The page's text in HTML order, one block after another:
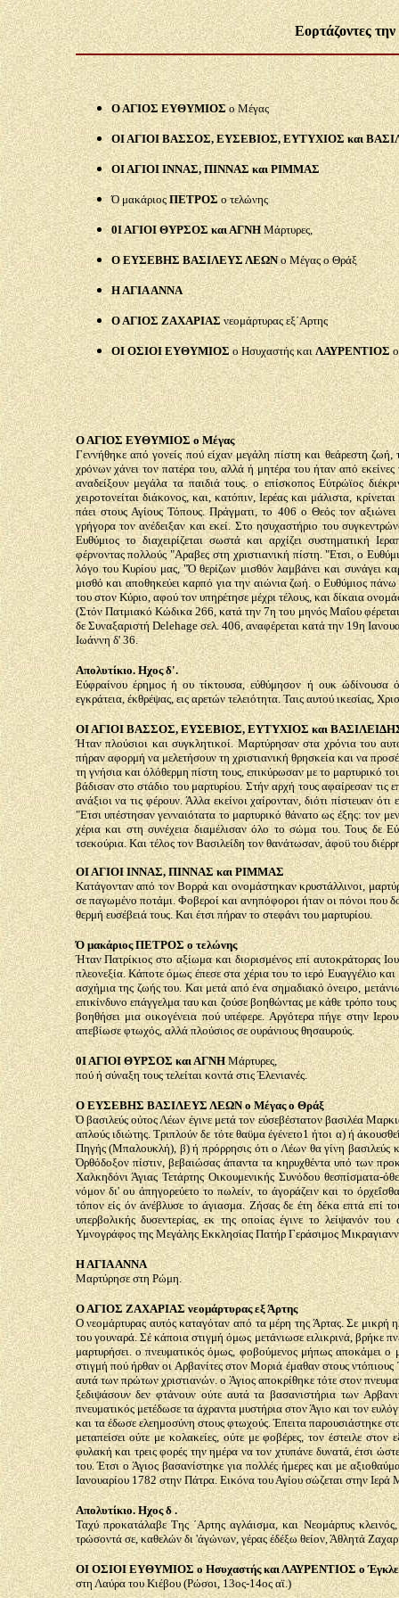
Εορτάζοντες
Ο ΑΓΙΟΣ ΕΥΘΥΜΙΟΣο Μέγας
ΟΙ ΑΓΙΟΙ ΒΑΣΣΟΣ, ΕΥΣΕΒΙΟΣ, ΕΥΤΥΧΙΟΣ και
ΟΙ ΑΓΙΟΙ ΙΝΝΑΣ, ΠΙΝΝΑΣ και ΡΙΜΜΑΣ
Ό μακάριοςΠΕΤΡΟΣ ο τελώνης
0Ι ΑΓΙΟΙ ΘΥΡΣΟΣ και ΑΓΝΗΜάρτυρες,
Ο ΕΥΣΕΒΗΣ ΒΑΣΙΛΕΥΣ ΛΕΩΝο Μέγας ο Θράξ
Η ΑΓΙΑ ΑΝΝΑ
Ο ΑΓΙΟΣ ΖΑΧΑΡΙΑΣνεομάρτυρας εξ΄Αρτης
ΟΙ ΟΣΙΟΙ ΕΥΘΥΜΙΟΣο Ησυχαστής και ΛΑΥΡΕΝΤΙΟΣ
Ο ΑΓΙΟΣ ΕΥΘΥΜΙΟΣ ο Μέγας
Γεννήθηκε από γονείς πού είχαν μεγάλη πίστη και θεάρεστη
χρόνων χάνει τον πατέρα του, αλλά ή μητέρα του ήταν από
αναδείξουν μεγάλα τα παιδιά τους. ο επίσκοπος Εύτρώϊος
χειροτονείται διάκονος, και, κατόπιν, Ιερέας και μάλιστα,
πάει στους Αγίους Τόπους. Πράγματι, το 406 ο Θεός τον
γρήγορα τον ανέδειξαν και εκεί. Στο ησυχαστήριο του
Ευθύμιος το διαχειρίζεται σωστά και αρχίζει συστηματική
φέρνοντας πολλούς "Αραβες στη χριστιανική πίστη. "Ετσι, ο
λόγο του Κυρίου μας, "Ό θερίζων μισθόν λαμβάνει και συνάγει
μισθό και αποθηκεύει καρπό για την αιώνια ζωή. ο Ευθύμιος
του στον Κύριο, αφού τον υπηρέτησε μέχρι τέλους, και δίκαια
(Στόν Πατμιακό Κώδικα 266, κατά την 7η του μηνός Μαΐου
δε Συναξαριστή Delehage σελ. 406, αναφέρεται κατά την 19η
Ιωάννη δ' 36.
Απολυτίκιο. Ηχος δ'.
Εύφραίνου έρημος ή ου τίκτουσα, εύθύμησον ή ουκ ώδίνουσα
εγκράτεια, έκθρέψας, εις αρετών τελειότητα. Ταις αυτού ικεσίας,
ΟΙ ΑΓΙΟΙ ΒΑΣΣΟΣ, ΕΥΣΕΒΙΟΣ, ΕΥΤΥΧΙΟΣ και
Ήταν πλούσιοι και συγκλητικοί. Μαρτύρησαν στα χρόνια του
πήραν αφορμή να μελετήσουν τη χριστιανική θρησκεία και να
τη γνήσια και όλόθερμη πίστη τους, επικύρωσαν με το μαρτυρικό
βάδισαν στο στάδιο του μαρτυρίου. Στήν αρχή τους αφαίρεσαν
ανάξιοι να τις φέρουν. Άλλα εκείνοι χαίρονταν, διότι πίστευαν
"Ετσι υπέστησαν γενναιότατα το μαρτυρικό θάνατο ως έξης: τον
χέρια και στη συνέχεια διαμέλισαν όλο το σώμα του. Τους δε
τσεκούρια. Και τέλος τον Βασιλείδη τον θανάτωσαν, άφοϋ του
ΟΙ ΑΓΙΟΙ ΙΝΝΑΣ, ΠΙΝΝΑΣ και ΡΙΜΜΑΣ
Κατάγονταν από τον Βορρά και ονομάστηκαν κρυστάλλινοι,
σε παγωμένο ποτάμι. Φοβεροί και ανηπόφοροι ήταν οι πόνοι που
θερμή ευσέβειά τους. Και έτσι πήραν το στεφάνι του μαρτυρίου.
Ό μακάριος ΠΕΤΡΟΣ ο τελώνης
Ήταν Πατρίκιος στο αξίωμα και διορισμένος επί αυτοκράτορας
πλεονεξία. Κάποτε όμως έπεσε στα χέρια του το ιερό Ευαγγέλιο
ασχήμια της ζωής του. Και μετά από ένα σημαδιακό όνειρο,
επικίνδυνο επάγγελμα ταυ και ζούσε βοηθώντας με κάθε τρόπο
βοηθήσει μια οικογένεια πού υπέφερε. Αργότερα πήγε στην
απεβίωσε φτωχός, αλλά πλούσιος σε ουράνιους θησαυρούς.
0Ι ΑΓΙΟΙ ΘΥΡΣΟΣ και ΑΓΝΗΜάρτυρες,
πού ή σύναξη τους τελείται κοντά στις Έλενιανές.
Ο ΕΥΣΕΒΗΣ ΒΑΣΙΛΕΥΣ ΛΕΩΝ ο Μέγας ο Θράξ
Ό βασιλεύς ούτος Λέων έγινε μετά τον εύσεβέστατον βασιλέα
απλούς ιδιώτης. Τριπλούν δε τότε θαϋμα έγένετο1 ήτοι α) ή
Πηγής (Μπαλουκλή), β) ή πρόρρησις ότι ο Λέων θα γίνη βασιλεύς
Όρθόδοξον πίστιν, βεβαιώσας άπαντα τα κηρυχθέντα υπό των
Χαλκηδόνι Άγιας Τετάρτης Οικουμενικής Συνόδου θεσπίσματα-
νόμον δι' ου άπηγορεύετο το πωλείν, το άγοράζειν και το
τόπον είς όν άνέβλυσε το άγιασμα. Ζήσας δε έτη δέκα επτά επί
υπερβολικής δυσεντερίας, εκ της οποίας έγινε το λείψανόν
Υμνογράφος της Μεγάλης Εκκλησίας Πατήρ Γεράσιμος
Η ΑΓΙΑ ΑΝΝΑ
Μαρτύρησε στη Ρώμη.
Ο ΑΓΙΟΣ ΖΑΧΑΡΙΑΣ νεομάρτυρας εξ Άρτης
Ο νεομάρτυρας αυτός καταγόταν από τα μέρη της Άρτας. Σε μικρή
του γουναρά. Σέ κάποια στιγμή όμως μετάνιωσε ειλικρινά, βρήκε
μαρτυρήσει. ο πνευματικός όμως, φοβούμενος μήπως αποκάμει ο
στιγμή πού ήρθαν οι Αρβανίτες στον Μοριά έμαθαν στους
αυτά των πρώτων χριστιανών. ο Άγιος αποκρίθηκε τότε στον
ξεδιψάσουν δεν φτάνουν ούτε αυτά τα βασανιστήρια των
πνευματικός μετέδωσε τα άχραντα μυστήρια στον Άγιο και τον
και τα έδωσε ελεημοσύνη στους φτωχούς. Έπειτα παρουσιάστηκε
μεταπείσει ούτε με κολακείες, ούτε με φοβέρες, τον έστειλε
φυλακή και τρεις φορές την ημέρα να τον χτυπάνε δυνατά, έτσι
του. Έτσι ο Άγιος βασανίστηκε για πολλές ήμερες και με
Ιανουαρίου 1782 στην Πάτρα. Εικόνα του Αγίου σώζεται στην
Απολυτίκιο. Ηχος δ .
Ταχύ προκατάλαβε Της ΄Αρτης αγλάισμα, και Νεομάρτυς
τρώσοντά σε, καθελών δι 'άγώνων, γέρας έδέξω θείον, Άθλητά
ΟΙ ΟΣΙΟΙ ΕΥΘΥΜΙΟΣ ο Ησυχαστής και ΛΑΥΡΕΝΤΙΟΣ ο
στη Λαύρα του Κιέβου (Ρώσοι, 13ος-14ος αϊ.)